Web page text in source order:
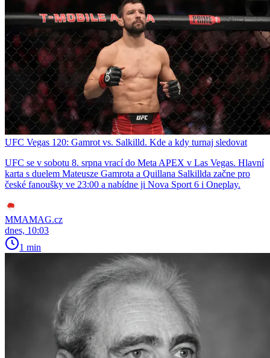
UFC Vegas 120: Gamrot vs. Salkilld. Kde a kdy turnaj sledovat
UFC se v sobotu 8. srpna vrací do Meta APEX v Las Vegas. Hlavní
karta s duelem Mateusze Gamrota a Quillana Salkillda začne pro
české fanoušky ve 23:00 a nabídne ji Nova Sport 6 i Oneplay.
MMAMAG.cz
dnes, 10:03
1 min